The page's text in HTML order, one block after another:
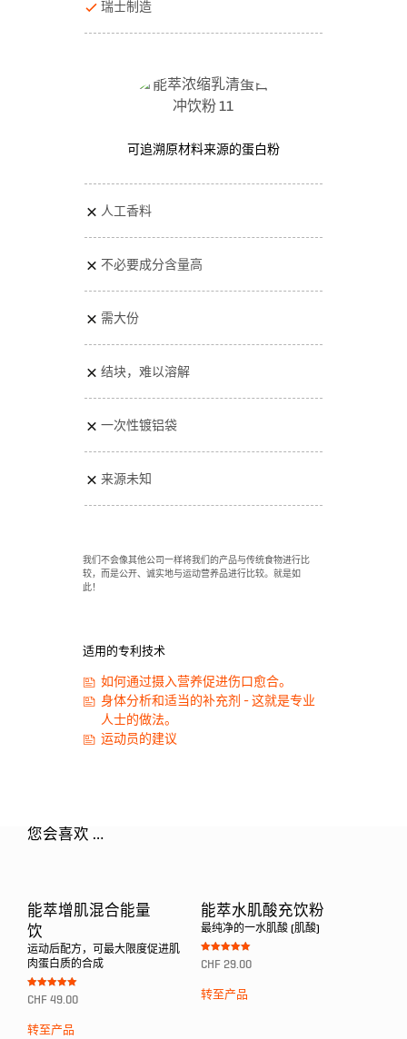
瑞士制造
可追溯原材料来源的蛋白粉
人工香料
不必要成分含量高
需大份
结块，难以溶解
一次性镀铝袋
来源未知
我们不会像其他公司一样将我们的产品与传统食物进行比
较，而是公开、诚实地与运动营养品进行比较。就是如
此！
适用的专利技术
如何通过摄入营养促进伤口愈合。
身体分析和适当的补充剂 - 这就是专业
人士的做法。
运动员的建议
您会喜欢 …
能萃增肌混合能量
饮
运动后配方，可最大限度促进肌
肉蛋白质的合成
Bewertet mit
5.00
CHF 49.00
转至产品
能萃水肌酸充饮粉
最纯净的一水肌酸 (肌酸)
Bewertet mit
5.00
CHF 29.00
转至产品